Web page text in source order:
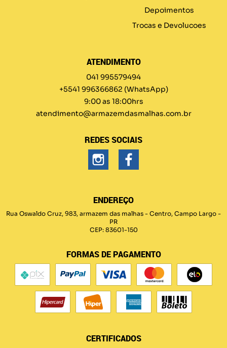
Depoimentos
Trocas e Devolucoes
ATENDIMENTO
041 995579494
+5541 996366862 (WhatsApp)
9:00 as 18:00hrs
atendimento@armazemdasmalhas.com.br
REDES SOCIAIS
ENDEREÇO
Rua Oswaldo Cruz, 983, armazem das malhas - Centro, Campo Largo -
PR
CEP: 83601-150
FORMAS DE PAGAMENTO
CERTIFICADOS